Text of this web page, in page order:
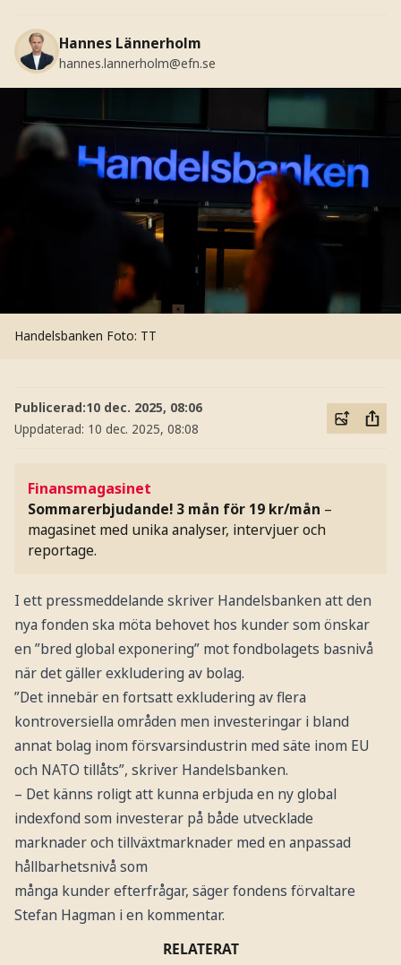
Hannes Lännerholm
hannes.lannerholm@efn.se
Handelsbanken Foto: TT
Publicerad:10 dec. 2025, 08:06
Uppdaterad: 10 dec. 2025, 08:08
Finansmagasinet
Sommarerbjudande! 3 mån för 19 kr/mån –
magasinet med unika analyser, intervjuer och
reportage.
I ett pressmeddelande skriver Handelsbanken att den
nya fonden ska möta behovet hos kunder som önskar
en ”bred global exponering” mot fondbolagets basnivå
när det gäller exkludering av bolag.
”Det innebär en fortsatt exkludering av flera
kontroversiella områden men investeringar i bland
annat bolag inom försvarsindustrin med säte inom EU
och NATO tillåts”, skriver Handelsbanken.
– Det känns roligt att kunna erbjuda en ny global
indexfond som investerar på både utvecklade
marknader och tillväxtmarknader med en anpassad
hållbarhetsnivå som
många kunder efterfrågar, säger fondens förvaltare
Stefan Hagman i en kommentar.
RELATERAT